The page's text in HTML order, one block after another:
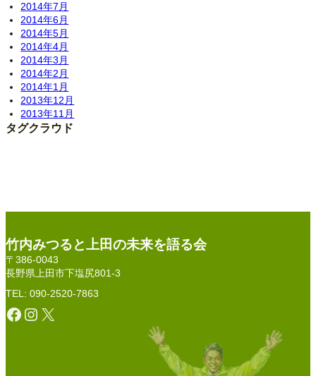
2014年7月
2014年6月
2014年5月
2014年4月
2014年3月
2014年2月
2014年1月
2013年12月
2013年11月
タグクラウド
竹内みつると上田の未来を語る会
〒386-0043
長野県上田市下塩尻801-3
TEL: 090-2520-7863
Facebook Instagram X